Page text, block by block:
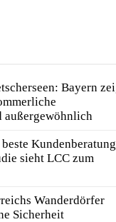
Bayern
außergewöhnlich
Kundenberatung
sieht LCC zum
Wanderdörfer
Sicherheit